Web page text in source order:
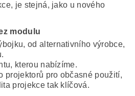
je stejná, jako u nového
modulu
od alternativního výrobce,
kterou nabízíme.
projektorů pro občasné použití,
projekce tak klíčová.